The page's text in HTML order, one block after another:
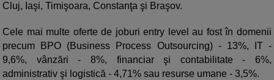
Cluj, Iaşi, Timişoara, Constanţa şi Braşov.
Cele mai multe oferte de joburi entry level au fost în domenii
precum BPO (Business Process Outsourcing) - 13%, IT -
9,6%, vânzări - 8%, financiar şi contabilitate - 6%,
administrativ şi logistică - 4,71% sau resurse umane - 3,5%.